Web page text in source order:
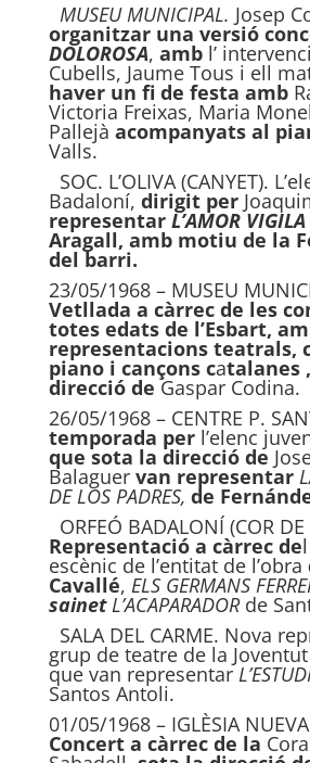
MUSEU MUNICIPAL. Josep
organitzar una versió
DOLOROSA, amb l’
Cubells, Jaume Tous i ell
haver un fi de festa amb
Victoria Freixas, Maria
Pallejà acompanyats al
Valls.
SOC. L’OLIVA (CANYET).
Badaloní, dirigit per
representar L’AMOR VIGILA
Aragall, amb motiu de la
del barri.
23/05/1968 – MUSEU
Vetllada a càrrecde les
totes edats de l’Esbart,
representacions teatrals,
piano i cançons catalanes
direcció de Gaspar Codina.
26/05/1968 – CENTRE P.
temporada perl’elenc
que sota la direcció de
Balaguer van representar
DE LOS PADRES, de
ORFEÓ BADALONÍ (COR
Representació a càrrec de
escènic de l’entitat de l’obra
Cavallé, ELS GERMANS
sainet L’ACAPARADORde
SALA DEL CARME. Nova
grup de teatre de la
que van representar
Santos Antoli.
01/05/1968 – IGLÈSIA
Concert a càrrec de la